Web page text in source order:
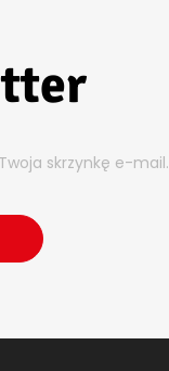
skrzynkę e-mail.